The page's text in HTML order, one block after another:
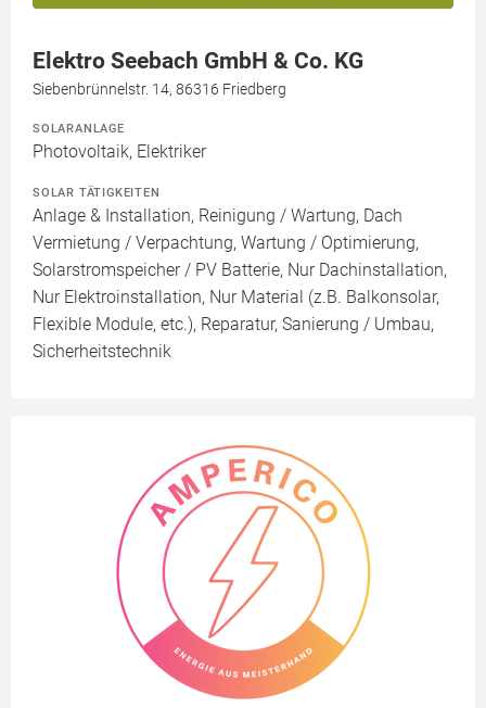
Elektro Seebach GmbH & Co. KG
Siebenbrünnelstr. 14, 86316 Friedberg
SOLARANLAGE
Photovoltaik, Elektriker
SOLAR TÄTIGKEITEN
Anlage & Installation, Reinigung / Wartung, Dach
Vermietung / Verpachtung, Wartung / Optimierung,
Solarstromspeicher / PV Batterie, Nur Dachinstallation,
Nur Elektroinstallation, Nur Material (z.B. Balkonsolar,
Flexible Module, etc.), Reparatur, Sanierung / Umbau,
Sicherheitstechnik